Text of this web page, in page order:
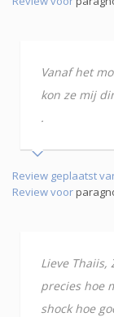
Vanaf het
kon ze mij
.
Review geplaatst
Review voor
Lieve
precies hoe
shock hoe